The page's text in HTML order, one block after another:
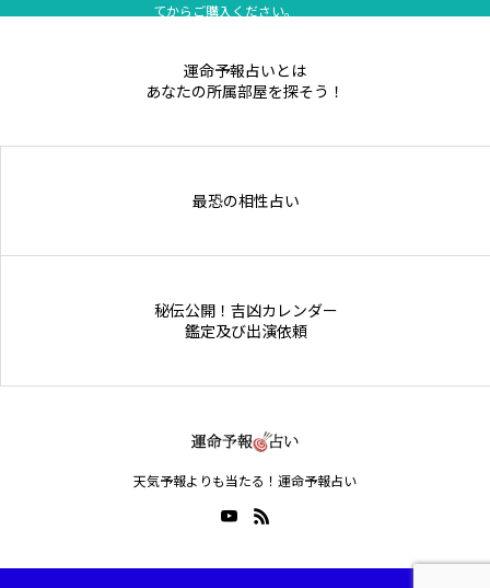
てからご購入ください。
運命予報占いとは
あなたの所属部屋を探そう！
最恐の相性占い
秘伝公開！吉凶カレンダー
鑑定及び出演依頼
天気予報よりも当たる！運命予報占い